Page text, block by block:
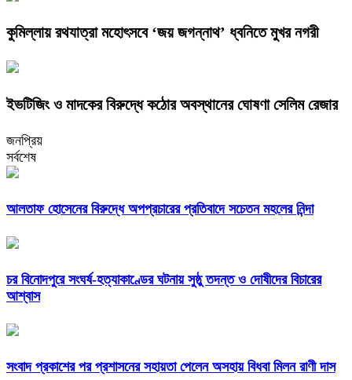
কুমিল্লায় রথযাত্রা মহোৎসবে ‘জয় জগন্নাথ’ ধ্বনিতে মুখর নগরী
ইভটিজিং ও মাদকের বিরুদ্ধে কঠোর অবস্থানের ঘোষণা সেলিম রেজার
জনপ্রিয়
সর্বশেষ
আলতাফ হোসেনের বিরুদ্ধে অপপ্রচারের প্রতিবাদে সচেতন মহলের নিন্দা
চর বিনোদপুরে সংঘর্ষ-হত্যাকাণ্ডের ঘটনায় সুষ্ঠু তদন্ত ও দোষীদের বিচারের
আশ্বাস
সংবাদ প্রকাশের পর প্রশাসনের সহায়তা পেলেন অসহায় বিধবা মিলন রাণী দাস